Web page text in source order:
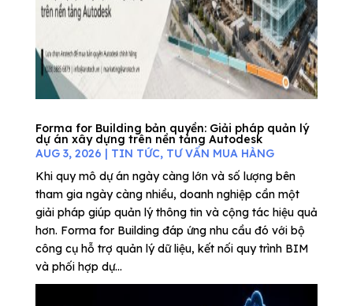
Forma for Building bản quyền: Giải pháp quản lý
dự án xây dựng trên nền tảng Autodesk
AUG 3, 2026 | TIN TỨC, TƯ VẤN MUA HÀNG
Khi quy mô dự án ngày càng lớn và số lượng bên
tham gia ngày càng nhiều, doanh nghiệp cần một
giải pháp giúp quản lý thông tin và cộng tác hiệu quả
hơn. Forma for Building đáp ứng nhu cầu đó với bộ
công cụ hỗ trợ quản lý dữ liệu, kết nối quy trình BIM
và phối hợp dự...